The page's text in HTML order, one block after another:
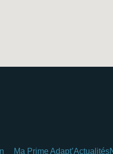
Ma Prime Adapt’Actualités